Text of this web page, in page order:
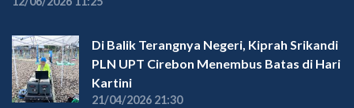
Di Balik Terangnya Negeri, Kiprah Srikandi
PLN UPT Cirebon Menembus Batas di Hari
Kartini
21/04/2026 21:30